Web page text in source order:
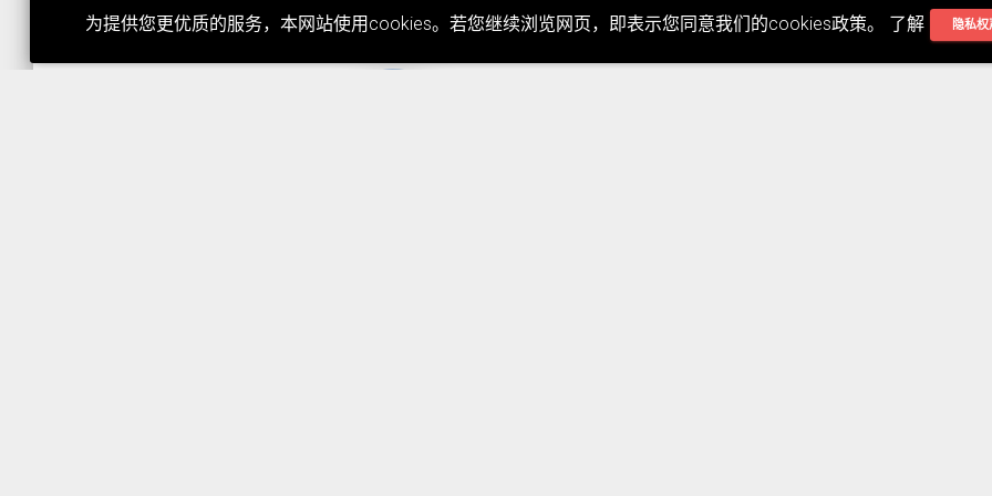
为提供您更优质的服务，本网站使用cookies。若您继续浏览网页，即表示您同意我们的cookies政策。 了解 隐私权